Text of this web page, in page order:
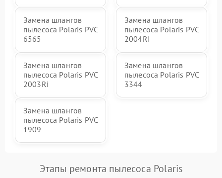
Замена шлангов
пылесоса Polaris PVC
6565
Замена шлангов
пылесоса Polaris PVC
2004RI
Замена шлангов
пылесоса Polaris PVC
2003Ri
Замена шлангов
пылесоса Polaris PVC
3344
Замена шлангов
пылесоса Polaris PVC
1909
Этапы ремонта пылесоса Polaris